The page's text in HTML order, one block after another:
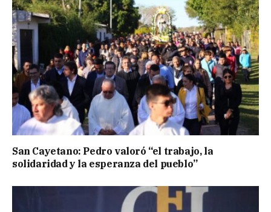
San Cayetano: Pedro valoró “el trabajo, la
solidaridad y la esperanza del pueblo”